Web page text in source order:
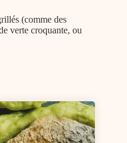
(comme des
verte croquante, ou